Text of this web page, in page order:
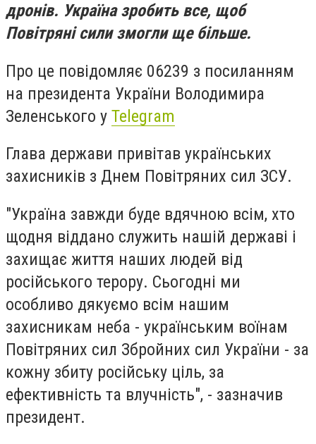
дронів. Україна зробить все, щоб
Повітряні сили змогли ще більше.
Про це повідомляє 06239 з посиланням
на президента України Володимира
Зеленського у Telegram
Глава держави привітав українських
захисників з Днем Повітряних сил ЗСУ.
"Україна завжди буде вдячною всім, хто
щодня віддано служить нашій державі і
захищає життя наших людей від
російського терору. Сьогодні ми
особливо дякуємо всім нашим
захисникам неба - українським воїнам
Повітряних сил Збройних сил України - за
кожну збиту російську ціль, за
ефективність та влучність", - зазначив
президент.